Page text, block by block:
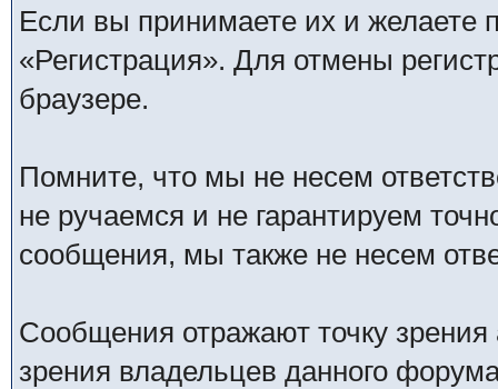
Если вы принимаете их и желаете
«Регистрация». Для отмены
браузере.
Помните, что мы не несем
не ручаемся и не гарантируем
сообщения, мы также не несем
Сообщения отражают точку зрения
зрения владельцев данного